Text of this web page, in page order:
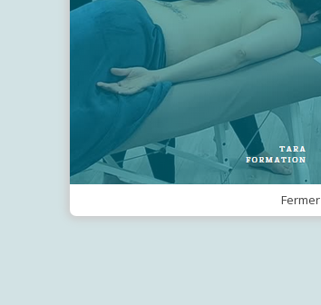
Recevez notre
Je m'inscris
Fermer